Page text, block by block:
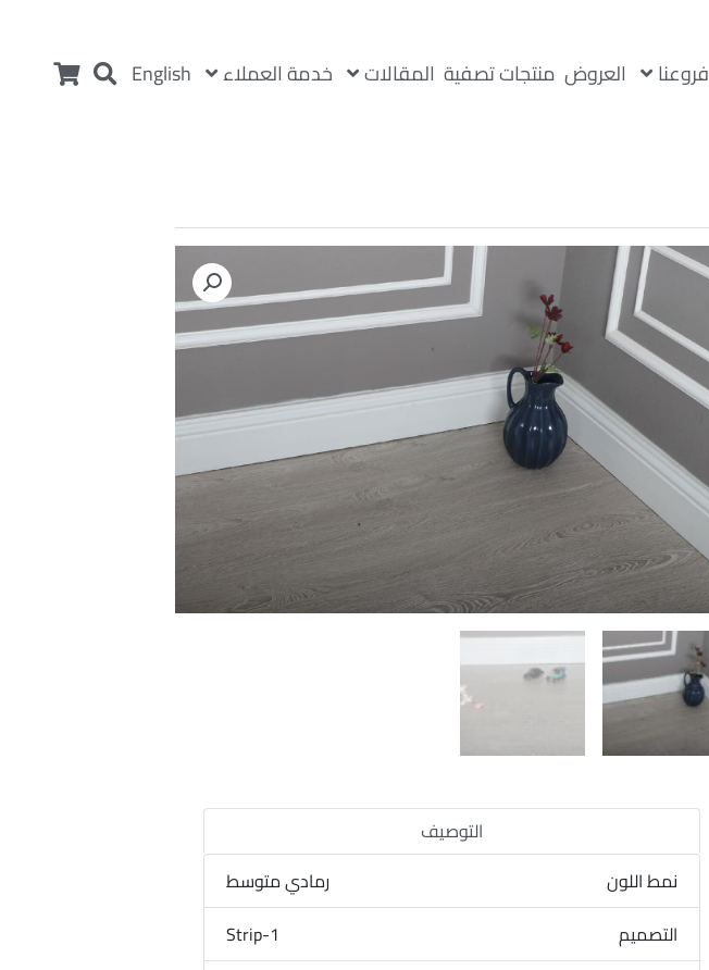
فروعنا العروض منتجات تصفية المقالات خدمة العملاء English
التوصيف
نمط اللون
رمادي متوسط
التصميم
1-Strip